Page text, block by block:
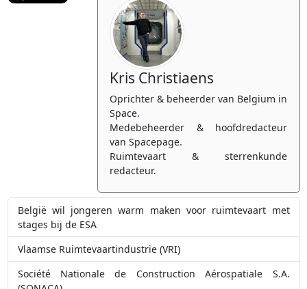
Kris Christiaens
Oprichter & beheerder van Belgium in
Space.
Medebeheerder & hoofdredacteur
van Spacepage.
Ruimtevaart & sterrenkunde
redacteur.
België wil jongeren warm maken voor ruimtevaart met
stages bij de ESA
Vlaamse Ruimtevaartindustrie (VRI)
Société Nationale de Construction Aérospatiale S.A.